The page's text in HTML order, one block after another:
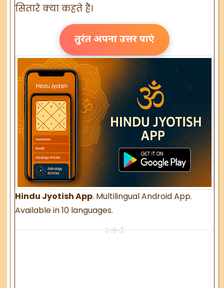
सितारे क्या कहते हैं।
तुरंत अपना उत्तर पाएं
Hindu Jyotish App. Multilingual Android App.
Available in 10 languages.